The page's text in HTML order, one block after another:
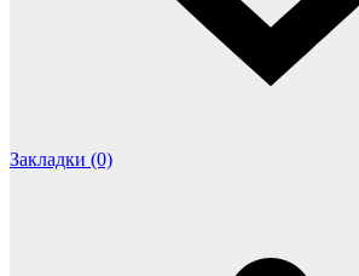
Закладки (0)